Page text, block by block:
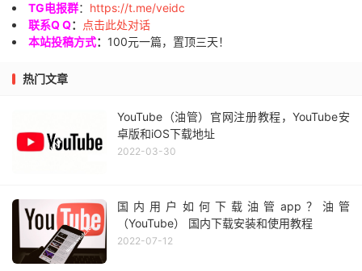
TG电报群： https://t.me/veidc
联系Q Q：
点击此处对话
本站投稿方式： 100元一篇，置顶三天！
热门文章
YouTube（油管）官网注册教程，YouTube安
卓版和iOS下载地址
2022-03-30
国内用户如何下载油管app？油管
（YouTube） 国内下载安装和使用教程
2022-07-12